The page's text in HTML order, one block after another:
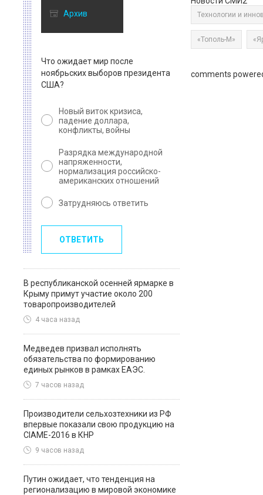
Архив
Что ожидает мир после
ноябрьских выборов президента
США?
Новый виток кризиса,
падение доллара,
конфликты, войны
Разрядка международной
напряженности,
нормализация российско-
американских отношений
Затрудняюсь ответить
ОТВЕТИТЬ
В республиканской осенней ярмарке в
Крыму примут участие около 200
товаропроизводителей
4 часа назад
Медведев призвал исполнять
обязательства по формированию
единых рынков в рамках ЕАЭС.
7 часов назад
Производители сельхозтехники из РФ
впервые показали свою продукцию на
CIAME-2016 в КНР
9 часов назад
Путин ожидает, что тенденция на
регионализацию в мировой экономике
Технологии и
«Тополь-М»
comments